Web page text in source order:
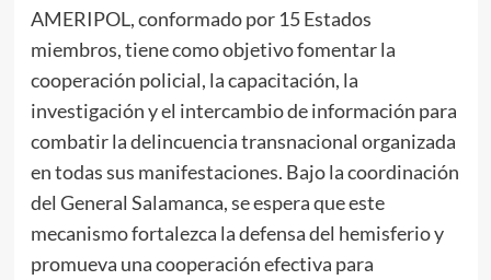
AMERIPOL, conformado por 15 Estados
miembros, tiene como objetivo fomentar la
cooperación policial, la capacitación, la
investigación y el intercambio de información para
combatir la delincuencia transnacional organizada
en todas sus manifestaciones. Bajo la coordinación
del General Salamanca, se espera que este
mecanismo fortalezca la defensa del hemisferio y
promueva una cooperación efectiva para